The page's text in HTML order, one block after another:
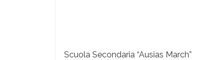
Scuola Secondaria “Ausias March”